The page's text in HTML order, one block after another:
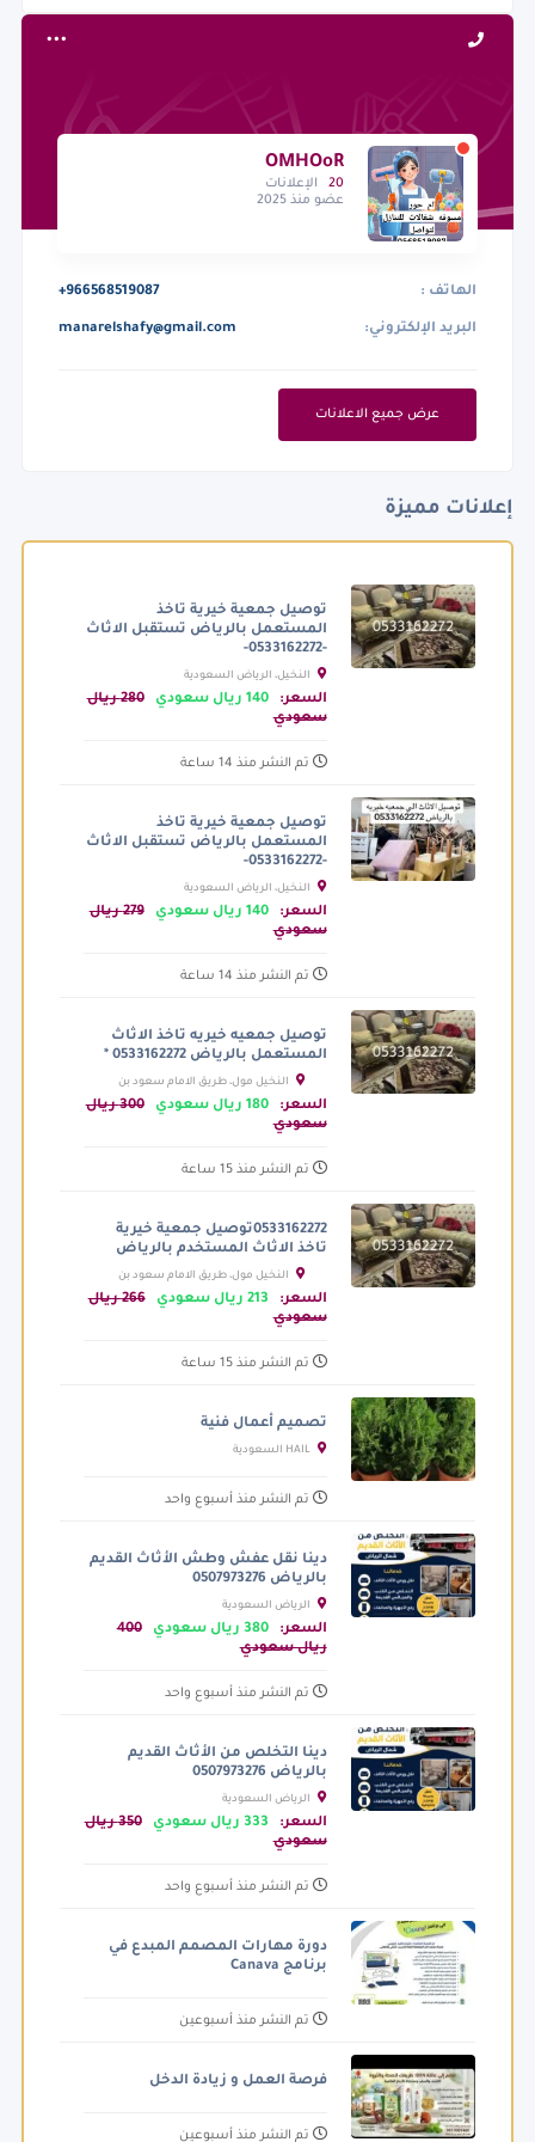
OMHOoR
20
الإعلانات
عضو منذ 2025
الهاتف : +966568519087
البريد الإلكتروني: manarelshafy@gmail.com
عرض جميع الاعلانات
إعلانات مميزة
توصيل جمعية خيرية تاخذ
المستعمل بالرياض تستقبل الاثاث
-0533162272-
السعر: 140 ريال سعودي
280 ريال
سعودي
تم النشر منذ 14 ساعة
توصيل جمعية خيرية تاخذ
المستعمل بالرياض تستقبل الاثاث
-0533162272-
السعر: 140 ريال سعودي
279 ريال
سعودي
تم النشر منذ 14 ساعة
توصيل جمعيه خيريه تاخذ الاثاث
المستعمل بالرياض 0533162272 *
النخيل مول، طريق الامام سعود بن
عبدالعزيز بن محمد الفرعي، الرياض السعودية
السعر: 180 ريال سعودي
300 ريال
سعودي
تم النشر منذ 15 ساعة
0533162272توصيل جمعية خيرية
تاخذ الاثاث المستخدم بالرياض
النخيل مول، طريق الامام سعود بن
عبدالعزيز بن محمد الفرعي، الرياض السعودية
السعر: 213 ريال سعودي
266 ريال
سعودي
تم النشر منذ 15 ساعة
تصميم أعمال فنية
تم النشر منذ أسبوع واحد
دينا نقل عفش وطش الأثاث القديم
بالرياض 0507973276
السعر: 380 ريال سعودي
400
ريال سعودي
تم النشر منذ أسبوع واحد
دينا التخلص من الأثاث القديم
بالرياض 0507973276
السعر: 333 ريال سعودي
350 ريال
سعودي
تم النشر منذ أسبوع واحد
دورة مهارات المصمم المبدع في
برنامج Canava
تم النشر منذ أسبوعين
فرصة العمل و زيادة الدخل
تم النشر منذ أسبوعين